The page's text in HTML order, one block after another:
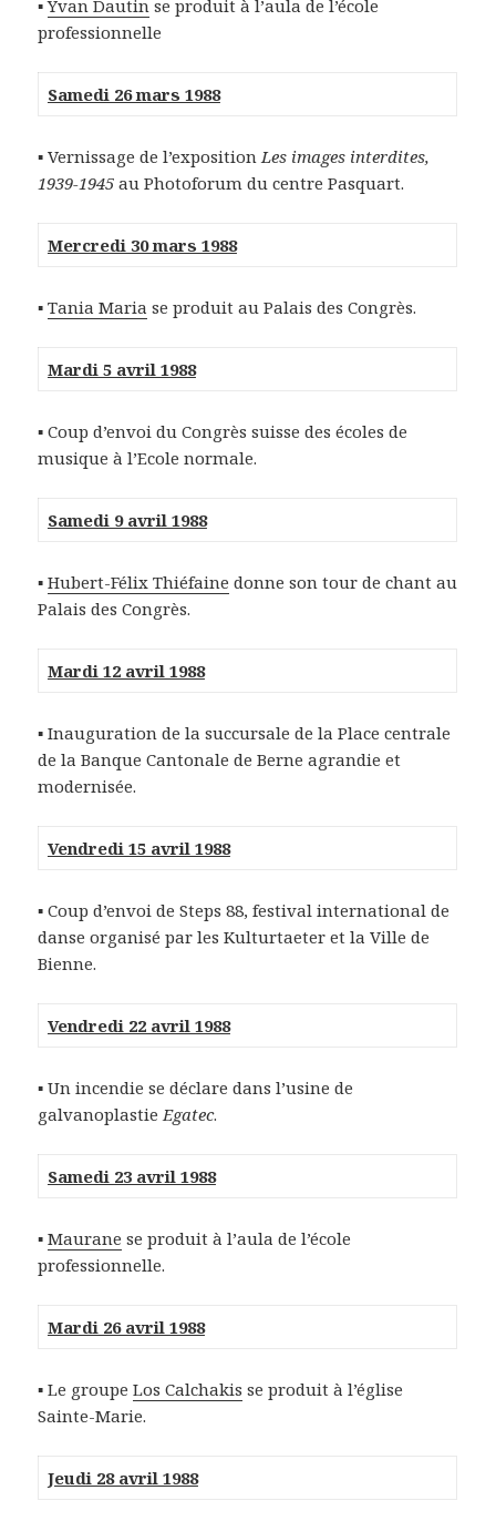
▪Yvan Dautin se produit à l’aula de l’école
professionnelle
Samedi 26 mars 1988
▪ Vernissage de l’expositionLes images interdites,
1939-1945 au Photoforum du centre Pasquart.
Mercredi 30 mars 1988
▪Tania Maria se produit au Palais des Congrès.
Mardi 5 avril 1988
▪ Coup d’envoi du Congrès suisse des écoles de
musique à l’Ecole normale.
Samedi 9 avril 1988
▪Hubert-Félix Thiéfaine donne son tour de chant au
Palais des Congrès.
Mardi 12 avril 1988
▪ Inauguration de la succursale de la Place centrale
de la Banque Cantonale de Berne agrandie et
modernisée.
Vendredi 15 avril 1988
▪ Coup d’envoi de Steps 88, festival international de
danse organisé par les Kulturtaeter et la Ville de
Bienne.
Vendredi 22 avril 1988
▪ Un incendie se déclare dans l’usine de
galvanoplastieEgatec.
Samedi 23 avril 1988
▪Maurane se produit à l’aula de l’école
professionnelle.
Mardi 26 avril 1988
▪ Le groupeLos Calchakis se produit à l’église
Sainte-Marie.
Jeudi 28 avril 1988